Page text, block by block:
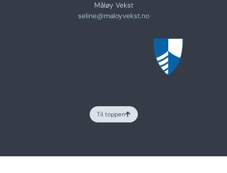
Måløy Vekst
seline@maloyvekst.no
Til toppen